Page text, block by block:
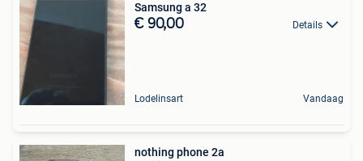
Samsung a 32
€ 90,00 Details
Lodelinsart Vandaag
nothing phone 2a